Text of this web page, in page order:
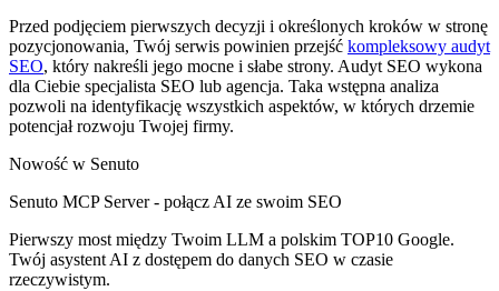
Przed podjęciem pierwszych decyzji i określonych kroków w stronę
pozycjonowania, Twój serwis powinien przejść kompleksowy audyt
SEO, który nakreśli jego mocne i słabe strony. Audyt SEO wykona
dla Ciebie specjalista SEO lub agencja. Taka wstępna analiza
pozwoli na identyfikację wszystkich aspektów, w których drzemie
potencjał rozwoju Twojej firmy.
Nowość w Senuto
Senuto MCP Server - połącz AI ze swoim SEO
Pierwszy most między Twoim LLM a polskim TOP10 Google.
Twój asystent AI z dostępem do danych SEO w czasie
rzeczywistym.